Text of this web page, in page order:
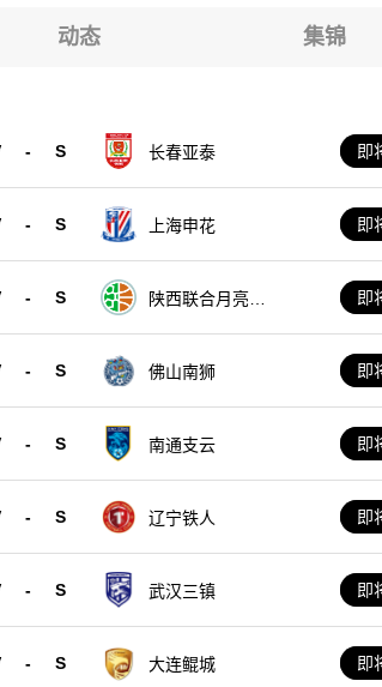
动态 集锦
- S 长春亚泰 即
- S 上海申花 即
- S
陕西联合月亮泊
即
- S 佛山南狮 即
- S 南通支云 即
- S 辽宁铁人 即
- S 武汉三镇 即
- S 大连鲲城 即